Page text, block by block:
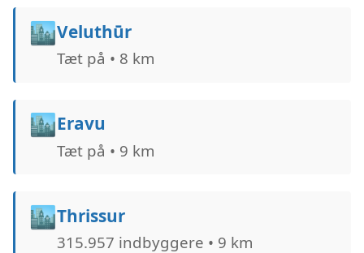
🏙️Veluthūr
Tæt på • 8 km
🏙️Eravu
Tæt på • 9 km
🏙️Thrissur
315.957 indbyggere • 9 km